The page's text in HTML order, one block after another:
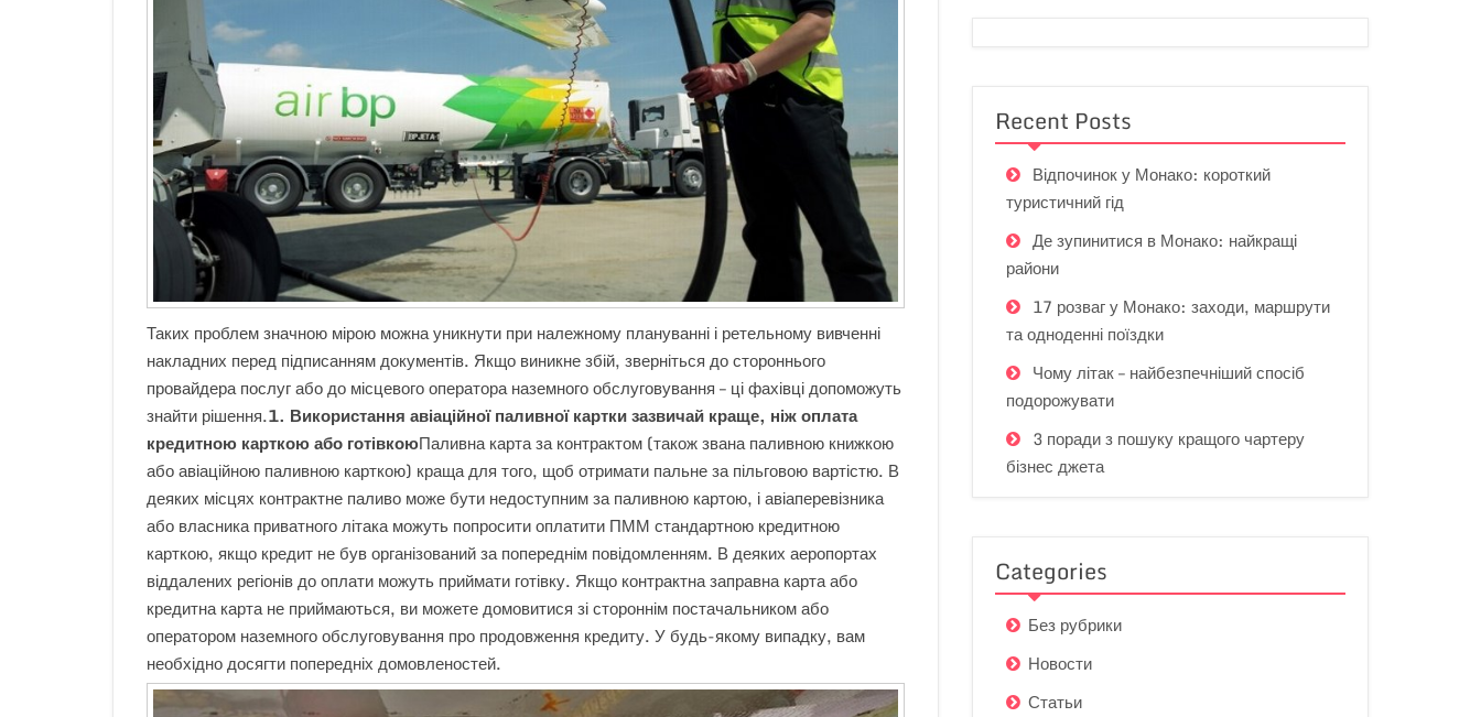
Таких проблем значною мірою можна уникнути при належному плануванні і ретельному вивченні
накладних перед підписанням документів. Якщо виникне збій, зверніться до стороннього
провайдера послуг або до місцевого оператора наземного обслуговування – ці фахівці допоможуть
знайти рішення.1. Використання авіаційної паливної картки зазвичай краще, ніж оплата
кредитною карткою або готівкоюПаливна карта за контрактом (також звана паливною книжкою
або авіаційною паливною карткою) краща для того, щоб отримати пальне за пільговою вартістю. В
деяких місцях контрактне паливо може бути недоступним за паливною картою, і авіаперевізника
або власника приватного літака можуть попросити оплатити ПММ стандартною кредитною
карткою, якщо кредит не був організований за попереднім повідомленням. В деяких аеропортах
віддалених регіонів до оплати можуть приймати готівку. Якщо контрактна заправна карта або
кредитна карта не приймаються, ви можете домовитися зі стороннім постачальником або
оператором наземного обслуговування про продовження кредиту. У будь-якому випадку, вам
необхідно досягти попередніх домовленостей.
Recent Posts
Відпочинок у Монако: короткий
туристичний гід
Де зупинитися в Монако: найкращі
райони
17 розваг у Монако: заходи, маршрути
та одноденні поїздки
Чому літак – найбезпечніший спосіб
подорожувати
3 поради з пошуку кращого чартеру
бізнес джета
Categories
Без рубрики
Новости
Статьи